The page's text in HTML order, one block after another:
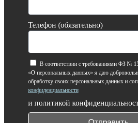
Телефон (обязательно)
В соответствии с требованиями ФЗ №
«О персональных данных» я даю
обработку своих персональных данных и
конфиденциальности
и политикой